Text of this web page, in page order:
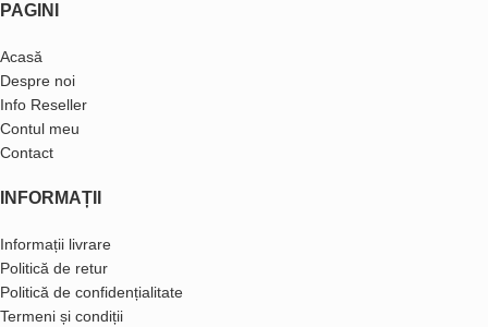
PAGINI
Acasă
Despre noi
Info Reseller
Contul meu
Contact
INFORMAȚII
Informații livrare
Politică de retur
Politică de confidențialitate
Termeni și condiții